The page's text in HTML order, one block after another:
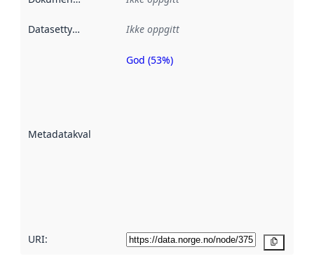
Datasettype Ikke oppgitt
Metadatakvalitet
Metadatakvalitet
God (53%)
URI: